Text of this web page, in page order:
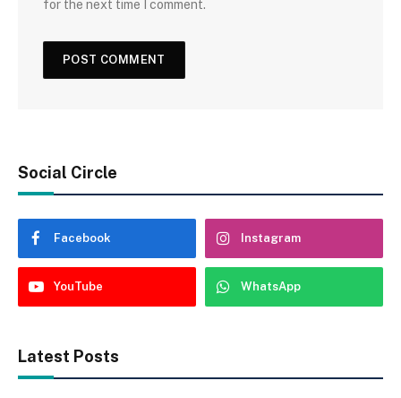
for the next time I comment.
Social Circle
Facebook Instagram
YouTube WhatsApp
Latest Posts